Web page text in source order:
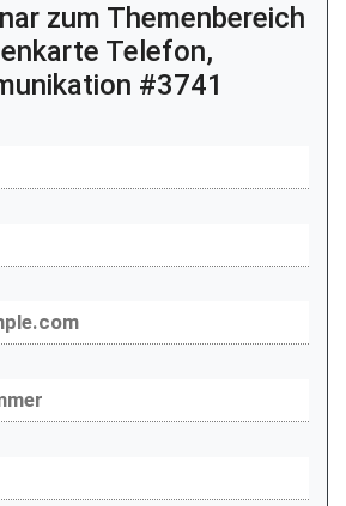
zum Themenbereich
Telefon,
#3741